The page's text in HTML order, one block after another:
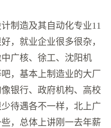
制造及其自动化专业11
，就业企业很多很杂，
广核、徐工、沈阳机
，基本上制造业的大厂
银行、政府机构、高校
待遇各不一样，北上广
，总体上讲刚一去年薪